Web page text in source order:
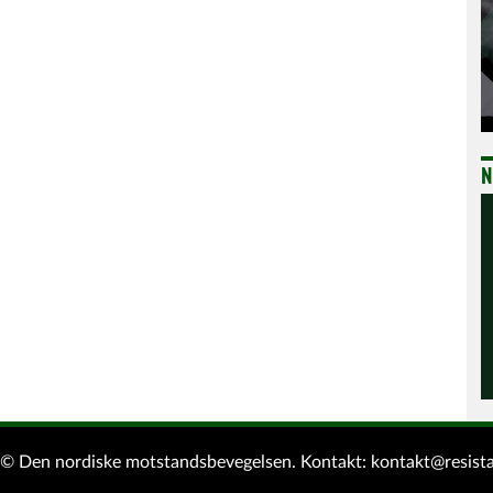
Den nordiske motstandsbevegelsen. Kontakt: